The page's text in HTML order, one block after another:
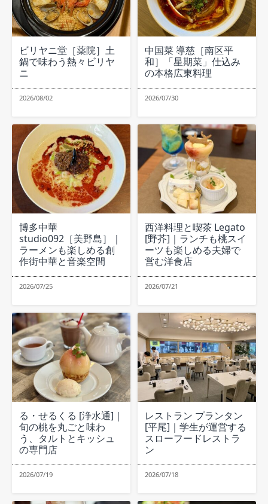
ビリヤニ堂［薬院］土
鍋で味わう熱々ビリヤ
ニ
2026/08/02
中国菜 導慈［南区平
和］「星期菜」仕込み
の本格広東料理
2026/07/30
博多中華
studio092［美野島］｜
ラーメンも楽しめる創
作街中華と音楽空間
2026/07/25
西洋料理と喫茶 Legato
[野芥]｜ランチも桃スイ
ーツも楽しめる夫婦で
営む洋食店
2026/07/21
る・せるくる [浄水通]｜
旬の桃を丸ごと味わ
う、タルトとキッシュ
の専門店
2026/07/19
レストラン プランタン
[平尾]｜学生が運営する
スローフードレストラ
ン
2026/07/18